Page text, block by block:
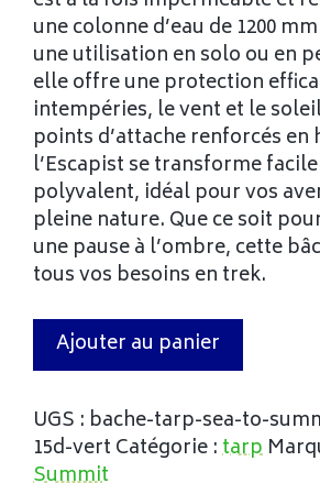
une colonne d’eau de 1200
une utilisation en solo ou en
elle offre une protection
intempéries, le vent et le
points d’attache renforcés en
l’Escapist se transforme
polyvalent, idéal pour vos
pleine nature. Que ce soit
une pause à l’ombre, cette
tous vos besoins en trek.
Ajouter au panier
UGS : bache-tarp-sea-to-
15d-vert Catégorie :tarp
Summit